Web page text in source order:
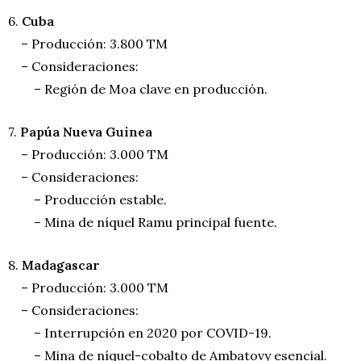
6. Cuba
– Producción: 3.800 TM
– Consideraciones:
– Región de Moa clave en producción.
7. Papúa Nueva Guinea
– Producción: 3.000 TM
– Consideraciones:
– Producción estable.
– Mina de níquel Ramu principal fuente.
8. Madagascar
– Producción: 3.000 TM
– Consideraciones:
– Interrupción en 2020 por COVID-19.
– Mina de níquel-cobalto de Ambatovy esencial.